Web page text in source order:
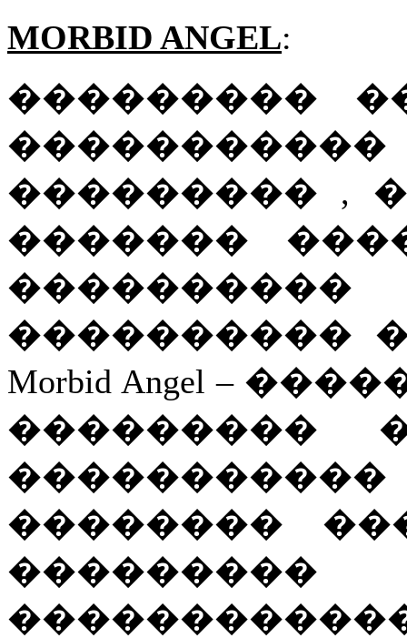
MORBID ANGEL:
���������
��������� ,
�������
����������
Morbid Angel –
���������
�����������
��������